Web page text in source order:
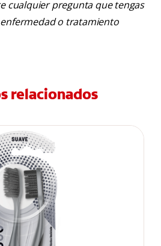
cualquier pregunta que tengas
o tratamiento
relacionados